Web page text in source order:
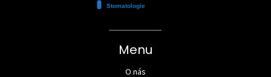
Menu
O nás